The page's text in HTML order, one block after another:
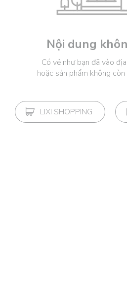
Nội dung
Có vẻ như bạn đã vào
hoặc sản phẩm không
LIXI SHOPPING